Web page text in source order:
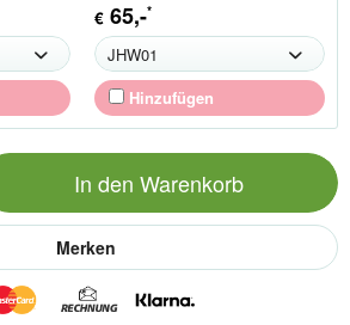
€ 65,-*
Hinzufügen
In den Warenkorb
Merken